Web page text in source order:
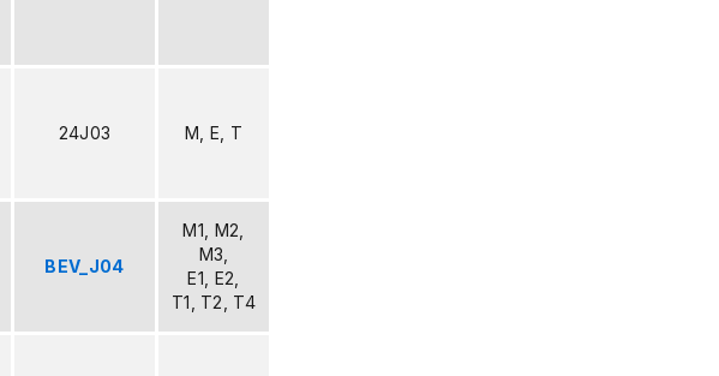
24J03 M, E, T
BEV_J04
M1, M2,
M3,
E1, E2,
T1, T2, T4